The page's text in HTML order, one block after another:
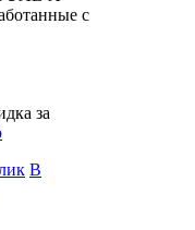
с
за
В